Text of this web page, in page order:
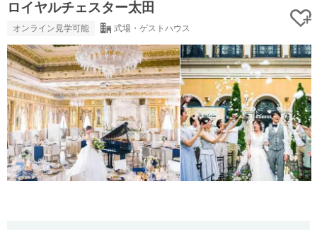
ロイヤルチェスター太田
オンライン見学可能 式場・ゲストハウス